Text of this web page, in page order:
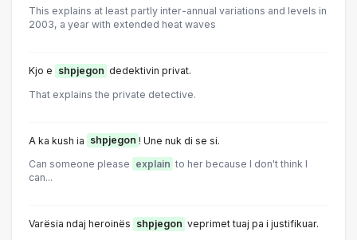
This explains at least partly inter-annual variations and levels in
2003, a year with extended heat waves
Kjo e shpjegon dedektivin privat.
That explains the private detective.
A ka kush ia shpjegon ! Une nuk di se si.
Can someone please explain to her because I don't think I
can...
Varësia ndaj heroinës shpjegon veprimet tuaj pa i justifikuar.